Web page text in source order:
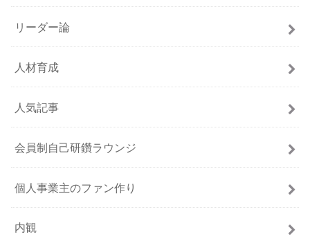
リーダー論
人材育成
人気記事
会員制自己研鑽ラウンジ
個人事業主のファン作り
内観